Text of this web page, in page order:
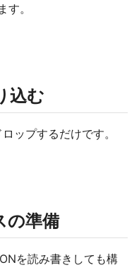
。
込む
ップするだけです。
の準備
を読み書きしても構